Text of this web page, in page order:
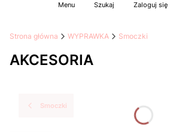
Menu Szukaj Zaloguj się
Strona główna WYPRAWKA Smoczki
AKCESORIA
Smoczki